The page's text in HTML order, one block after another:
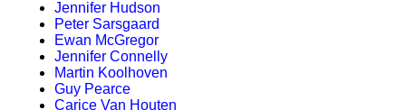
Jennifer Hudson
Peter Sarsgaard
Ewan McGregor
Jennifer Connelly
Martin Koolhoven
Guy Pearce
Carice Van Houten